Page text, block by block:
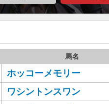
馬名
ホッコーメモリー
ワシントンスワン